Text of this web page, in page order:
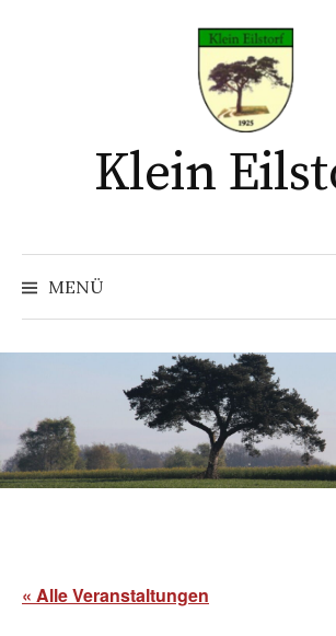
Klein
MENÜ
« Alle Veranstaltungen